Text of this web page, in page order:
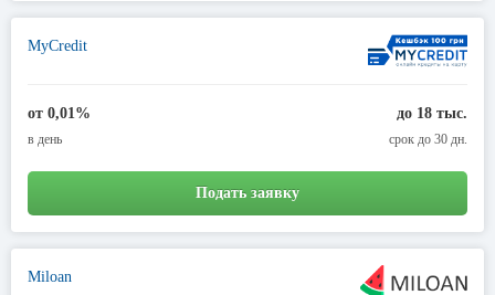
MyCredit
от 0,01%
в день
до 18 тыс.
срок до 30 дн.
Подать заявку
Miloan